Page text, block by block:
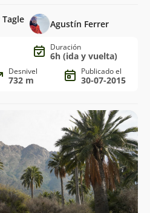
Agustín Ferrer
Duración
6h (ida y vuelta)
Desnivel
732 m
Publicado el
30-07-2015